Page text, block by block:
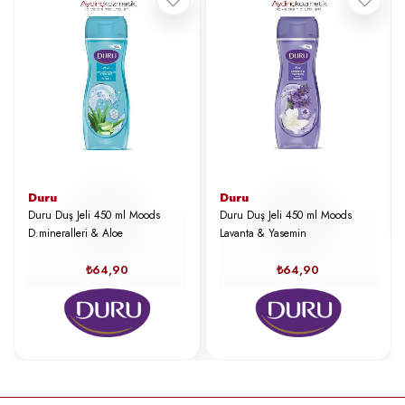
Duru
Duru Duş Jeli 450 ml Moods
D.mineralleri & Aloe
₺64,90
Duru
Duru Duş Jeli 450 ml Moods
Lavanta & Yasemin
₺64,90